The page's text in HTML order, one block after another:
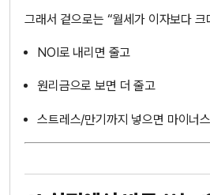
그래서 겉으로는 “월세가 이자보다 크
NOI로 내리면 줄고
원리금으로 보면 더 줄고
스트레스/만기까지 넣으면 마이너